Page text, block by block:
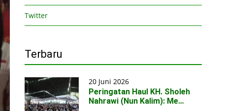
Twitter
Terbaru
20 Juni 2026
Peringatan Haul KH. Sholeh
Nahrawi (Nun Kalim): Me…